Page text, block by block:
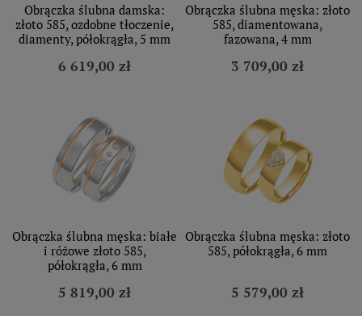
Obrączka ślubna damska:
złoto 585, ozdobne tłoczenie,
diamenty, półokrągła, 5 mm
6 619,00 zł
Obrączka ślubna męska: złoto
585, diamentowana,
fazowana, 4 mm
3 709,00 zł
Obrączka ślubna męska: białe
i różowe złoto 585,
półokrągła, 6 mm
5 819,00 zł
Obrączka ślubna męska: złoto
585, półokrągła, 6 mm
5 579,00 zł